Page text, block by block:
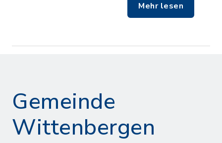
Mehr lesen
Gemeinde
Wittenbergen